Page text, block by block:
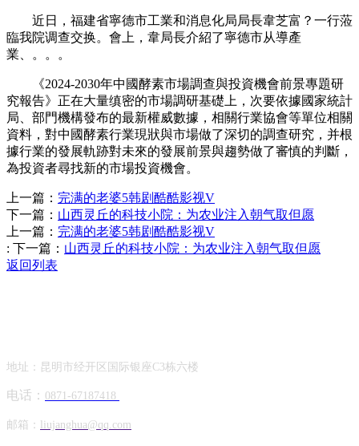
近日，福建省寧德市工業和消息化局局長韋芝富？一行蒞
臨我院调查交换。會上，韋局長介紹了寧德市从導產
業、。。。
《2024-2030年中國酵素市場調查與投資機會前景專題研
究報告》正在大量缜密的市場調研基礎上，次要依據國家統計
局、部門機構發布的最新權威數據，相關行業協會等單位相關
資料，對中國酵素行業現狀與市場做了深切的調查研究，并根
據行業的發展軌跡對未來的發展前景與趨勢做了審慎的判斷，
為投資者尋找新的市場投資機會。
上一篇： 完满的老婆5韩剧酷酷影视V
下一篇： 山西灵丘的科技小院：为农业注入朝气取但愿
上一篇： 完满的老婆5韩剧酷酷影视V
: 下一篇： 山西灵丘的科技小院：为农业注入朝气取但愿
返回列表
地址：昆明市经开区国际银座C3栋六楼
电话： 0871-67187418
邮箱： liujanghua@qq.com